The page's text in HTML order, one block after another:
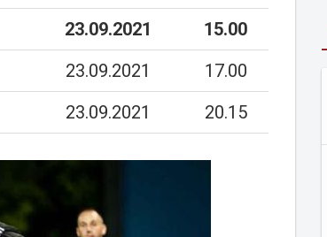
23.09.2021
15.00
23.09.2021
17.00
23.09.2021 20.15